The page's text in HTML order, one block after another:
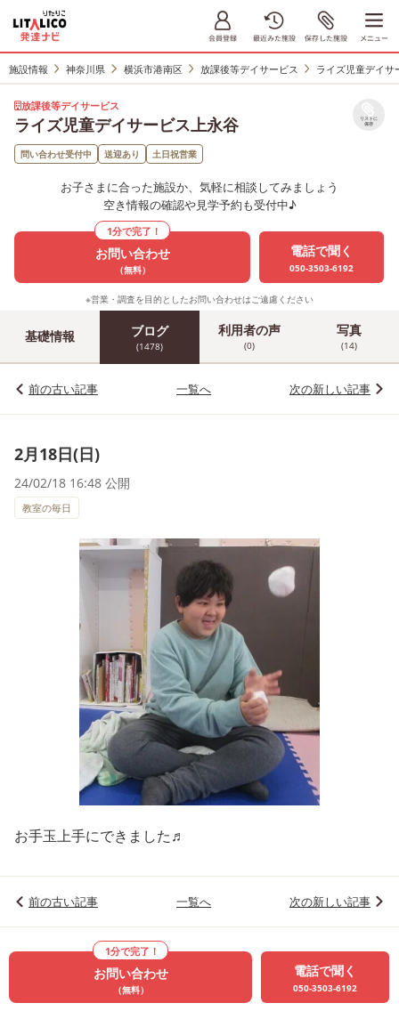
施設情報 神奈川県 横浜市港南区 放課後等デイサービス ライズ児童デイサ
放課後等デイサービス
ライズ児童デイサービス上永谷 リストに
保存
問い合わせ受付中 送迎あり 土日祝営業
お子さまに合った施設か、気軽に相談してみましょう
空き情報の確認や見学予約も受付中♪
1分で完了！
お問い合わせ
（無料）
電話で聞く
050-3503-6192
※営業・調査を目的としたお問い合わせはご遠慮ください
基礎情報 ブログ
(1478)
利用者の声
(0)
写真
(14)
前の古い記事 一覧へ 次の新しい記事
2月18日(日)
24/02/18 16:48 公開
教室の毎日
お手玉上手にできました♬
前の古い記事 一覧へ 次の新しい記事
1分で完了！
お問い合わせ
（無料）
電話で聞く
050-3503-6192